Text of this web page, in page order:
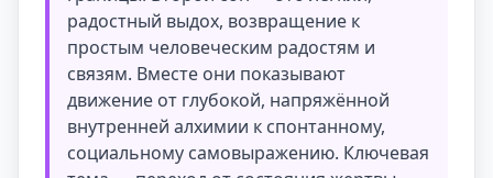
радостный выдох, возвращение к
простым человеческим радостям и
связям. Вместе они показывают
движение от глубокой, напряжённой
внутренней алхимии к спонтанному,
социальному самовыражению. Ключевая